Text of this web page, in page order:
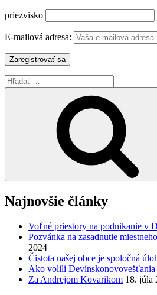
priezvisko
E-mailová adresa:
Hľadať:
Najnovšie články
Voľné priestory na podnikanie v
Pozvánka na zasadnutie
2024
Čistota našej obce je spoločná
Ako volili Devínskonovovešťania
Za Andrejom Kovarikom 18. júla